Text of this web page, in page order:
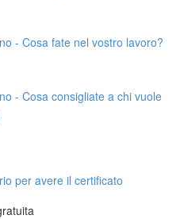
- Cosa fate nel vostro lavoro?
- Cosa consigliate a chi vuole
per avere il certificato